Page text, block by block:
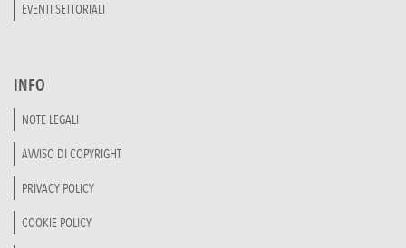
EVENTI SETTORIALI
INFO
NOTE LEGALI
AVVISO DI COPYRIGHT
PRIVACY POLICY
COOKIE POLICY